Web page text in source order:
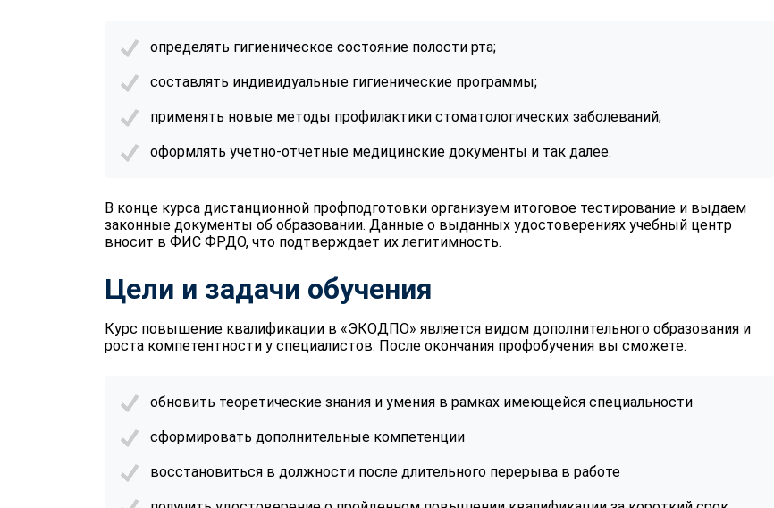
определять гигиеническое состояние полости рта;
составлять индивидуальные гигиенические программы;
применять новые методы профилактики стоматологических заболеваний;
оформлять учетно-отчетные медицинские документы и так далее.
В конце курса дистанционной профподготовки организуем итоговое тестирование и выдаем
законные документы об образовании. Данные о выданных удостоверениях учебный центр
вносит в ФИС ФРДО, что подтверждает их легитимность.
Цели и задачи обучения
Курс повышение квалификации в «ЭКОДПО» является видом дополнительного образования и
роста компетентности у специалистов. После окончания профобучения вы сможете:
обновить теоретические знания и умения в рамках имеющейся специальности
сформировать дополнительные компетенции
восстановиться в должности после длительного перерыва в работе